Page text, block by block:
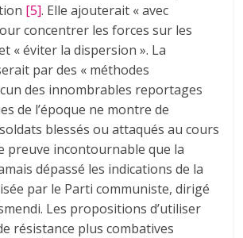
[5]. Elle ajouterait « avec
concentrer les forces sur les
« éviter la dispersion ». La
par des « méthodes
des innombrables reportages
de l’époque ne montre de
blessés ou attaqués au cours
preuve incontournable que la
dépassé les indications de la
par le Parti communiste, dirigé
Les propositions d’utiliser
résistance plus combatives